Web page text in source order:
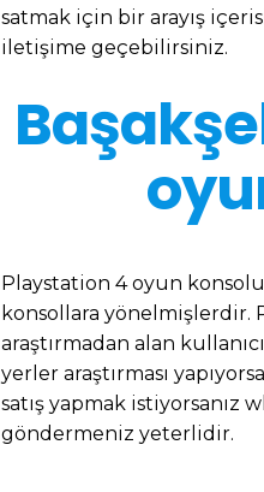
satmak için bir arayış
iletişime geçebilirsiniz.
Playstation 4 oyun
konsollara yönelmişlerdir.
araştırmadan alan
yerler araştırması
satış yapmak
göndermeniz yeterlidir.